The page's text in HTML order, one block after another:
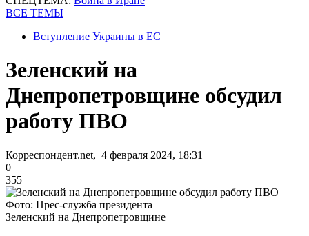
ВСЕ ТЕМЫ
Вступление Украины в ЕС
Зеленский на
Днепропетровщине обсудил
работу ПВО
Корреспондент.net, 4 февраля 2024, 18:31
0
355
Фото: Прес-служба президента
Зеленский на Днепропетровщине